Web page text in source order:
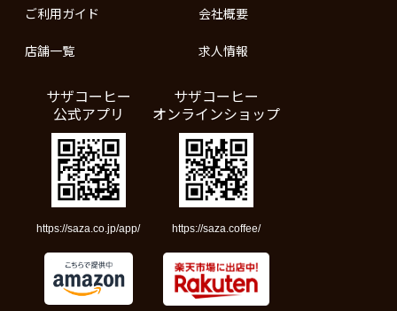
ご利用ガイド
店舗一覧
会社概要
求人情報
サザコーヒー
公式アプリ
https://saza.co.jp/app/
サザコーヒー
オンラインショップ
https://saza.coffee/